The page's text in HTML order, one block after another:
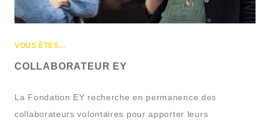
VOUS ÊTES...
COLLABORATEUR EY
La Fondation EY recherche en permanence des
collaborateurs volontaires pour apporter leurs